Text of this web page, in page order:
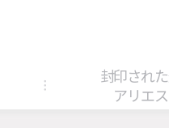
封印され
アリエ